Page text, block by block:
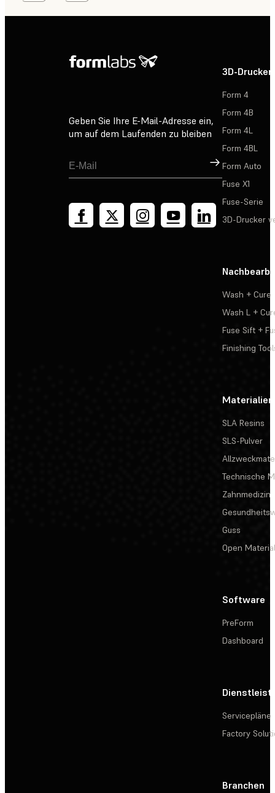
Geben Sie Ihre E-Mail-Adresse ein,
um auf dem Laufenden zu bleiben
Registrieren
3D-Drucker
Form 4
Form 4B
Form 4L
Form 4BL
Form Auto
Fuse X1
Fuse-Serie
3D-Drucker
Wash + Cure
Wash L +
Fuse Sift +
Finishing
Materialien
SLA Resins
SLS-Pulver
Technische
Zahnmedizin
Guss
Open
Software
PreForm
Dashboard
Servicepläne
Factory
Branchen